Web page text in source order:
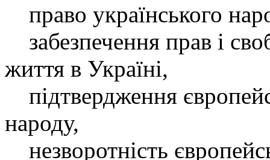
право українського
забезпечення прав і
життя в Україні,
підтвердження
народу,
незворотність